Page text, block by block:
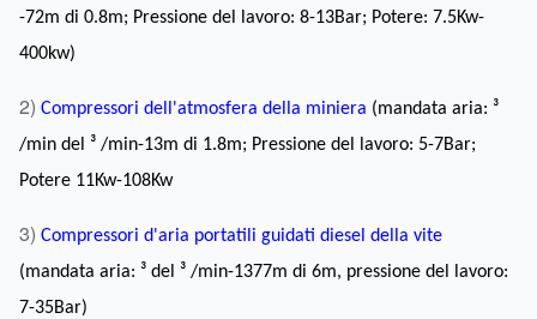
-72m di 0.8m; Pressione del lavoro: 8-13Bar; Potere: 7.5Kw-
400kw)
2) Compressori dell'atmosfera della miniera (mandata aria: ³
/min del ³ /min-13m di 1.8m; Pressione del lavoro: 5-7Bar;
Potere 11Kw-108Kw
3) Compressori d'aria portatili guidati diesel della vite
(mandata aria: ³ del ³ /min-1377m di 6m, pressione del lavoro:
7-35Bar)